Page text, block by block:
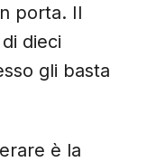
porta. Il
dieci
gli basta
è la